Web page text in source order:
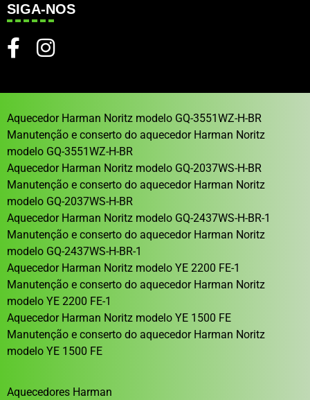
SIGA-NOS
Aquecedor Harman Noritz modelo GQ-3551WZ-H-BR
Manutenção e conserto do aquecedor Harman Noritz
modelo GQ-3551WZ-H-BR
Aquecedor Harman Noritz modelo GQ-2037WS-H-BR
Manutenção e conserto do aquecedor Harman Noritz
modelo GQ-2037WS-H-BR
Aquecedor Harman Noritz modelo GQ-2437WS-H-BR-1
Manutenção e conserto do aquecedor Harman Noritz
modelo GQ-2437WS-H-BR-1
Aquecedor Harman Noritz modelo YE 2200 FE-1
Manutenção e conserto do aquecedor Harman Noritz
modelo YE 2200 FE-1
Aquecedor Harman Noritz modelo YE 1500 FE
Manutenção e conserto do aquecedor Harman Noritz
modelo YE 1500 FE
Aquecedores Harman